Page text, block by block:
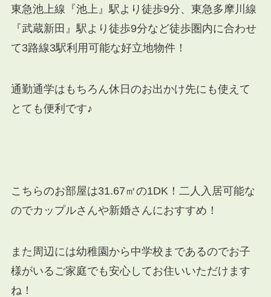
東急池上線『池上』駅より徒歩9分、東急多摩川線
『武蔵新田』駅より徒歩9分など徒歩圏内に合わせ
て3路線3駅利用可能な好立地物件！
通勤通学はもちろん休日のお出かけ先にも使えて
とても便利です♪
こちらのお部屋は31.67㎡の1DK！二人入居可能な
のでカップルさんや新婚さんにおすすめ！
また周辺には幼稚園から中学校まであるのでお子
様がいるご家庭でも安心してお住いいただけます
ね！